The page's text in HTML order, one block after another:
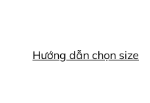
Hướng dẫn chọn size